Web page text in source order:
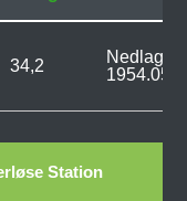
34,2
Nedlagt:
Station